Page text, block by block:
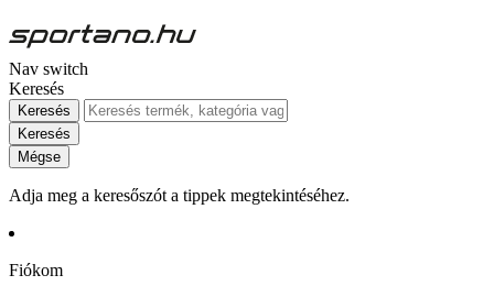
Nav switch
Keresés
Keresés
Keresés
Mégse
Adja meg a keresőszót a tippek megtekintéséhez.
Fiókom